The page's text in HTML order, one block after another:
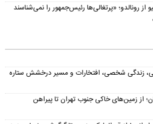
از رونالدو؛ «پرتغالی‌ها رئیس‌جمهور را نمی‌شناسند
زندگی شخصی، افتخارات و مسیر درخشش ستاره
از زمین‌های خاکی جنوب تهران تا پیراهن